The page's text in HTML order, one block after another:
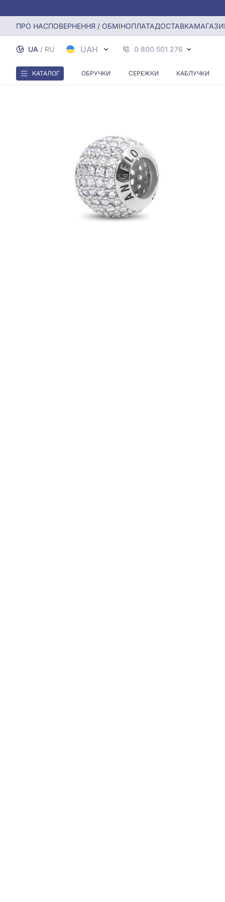
ПРО НАСПОВЕРНЕННЯ / ОБМІНОПЛАТАДОСТАВКА
UA / RU UAH 0 800 501 276
КАТАЛОГ ОБРУЧКИ СЕРЕЖКИ КАБЛУЧКИ
Головна Срiбна намистина (Шарм) з куб. окс. цирконію